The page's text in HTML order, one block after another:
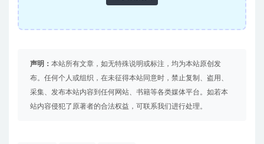
声明： 本站所有文章，如无特殊说明或标注，均为本站原创发
布。任何个人或组织，在未征得本站同意时，禁止复制、盗用、
采集、发布本站内容到任何网站、书籍等各类媒体平台。如若本
站内容侵犯了原著者的合法权益，可联系我们进行处理。